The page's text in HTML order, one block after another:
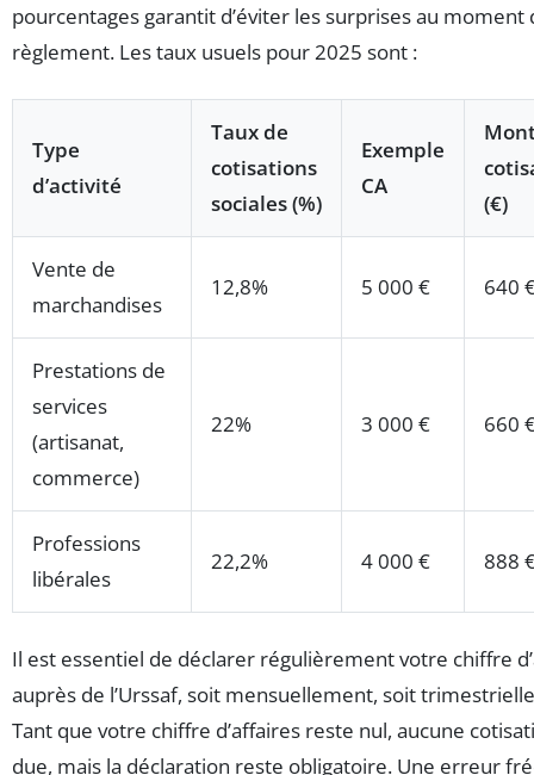
pourcentages garantit d’éviter les surprises au moment
règlement. Les taux usuels pour 2025 sont :
Type
d’activité
Taux de
cotisations
sociales (%)
Exemple
CA
(€)
Vente de
marchandises
12,8% 5 000 € 640
Prestations de
services
(artisanat,
commerce)
22% 3 000 € 660
Professions
libérales
22,2% 4 000 € 888
Il est essentiel de déclarer régulièrement votre chiffre
auprès de l’Urssaf, soit mensuellement, soit
Tant que votre chiffre d’affaires reste nul, aucune
due, mais la déclaration reste obligatoire. Une erreur